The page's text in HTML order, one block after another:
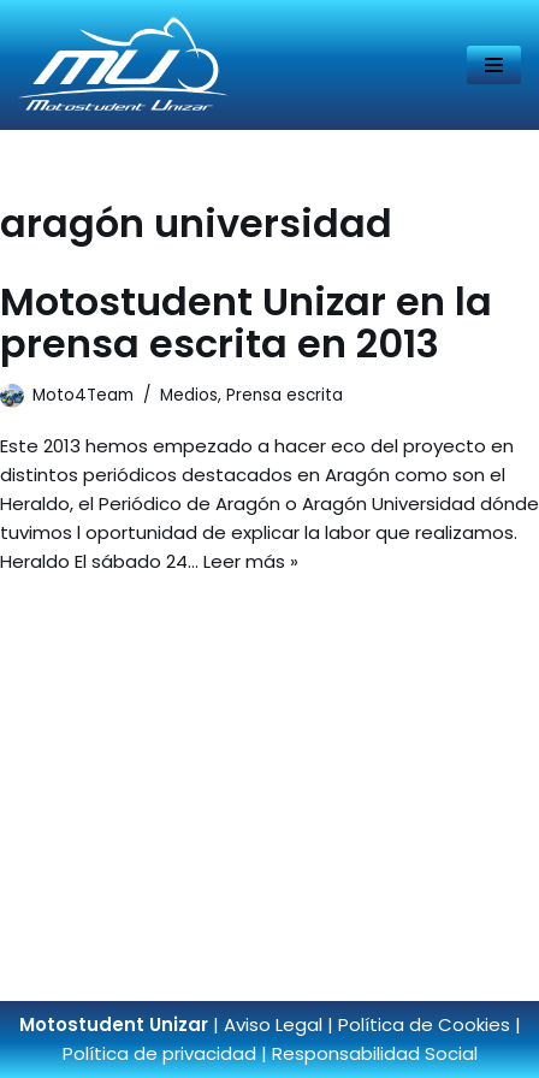
Saltar
al
aragón universidad
Motostudent Unizar en la
prensa escrita en 2013
Moto4Team Medios, Prensa escrita
Este 2013 hemos empezado a hacer eco del proyecto en
distintos periódicos destacados en Aragón como son el
Heraldo, el Periódico de Aragón o Aragón Universidad dónde
tuvimos l oportunidad de explicar la labor que realizamos.
Heraldo El sábado 24… Leer más »
Motostudent Unizar|Aviso Legal|Política de Cookies|
Política de privacidad|Responsabilidad Social